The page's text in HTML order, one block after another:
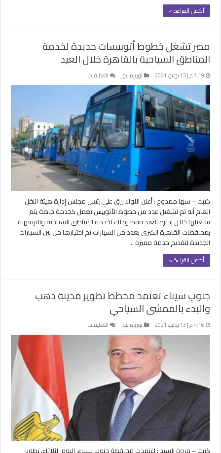
أكمل القراءة »
مصر تشغل خطوط أتوبيسات جديدة لخدمة
المناطق السياحية بالقاهرة خلال العيد
7:19 م | 13 يوليو، 2021 توريزم نيوز التعليقات
مصر
خطوط
أتوبيسات
جديدة
لخدمة
المناطق
السياحية
بالقاهرة
خلال
العيد
مغلقة
كتبت – سها ممدوح : أعلن اللواء رزق علي رئيس مجلس إدارة هيئة النقل
العام أنه تم تشغيل عدد من خطوط الأتوبيس تعمل كخدمة خاصة يتم
تشغيلها خلال إجازة العيد فقط وذلك لخدمة المناطق السياحية والترفيهية
بمحافظات القاهرة الكبرى بعدد من السيارات تم اختيارها من بين السيارات
الجديدة لتقديم خدمة مميزة …
أكمل القراءة »
جنوب سيناء تعتمد مخطط تطوير مدينة دهب
والبدء بالممشى السياحي
4:16 م | 13 يوليو، 2021 توريزم نيوز التعليقات
جنوب
دهب
والبدء
بالممشى
السياحي
كتبت – مروة السيد : اعتمدت محافظة جنوب سيناء، اليوم الثلاثاء، تطوير